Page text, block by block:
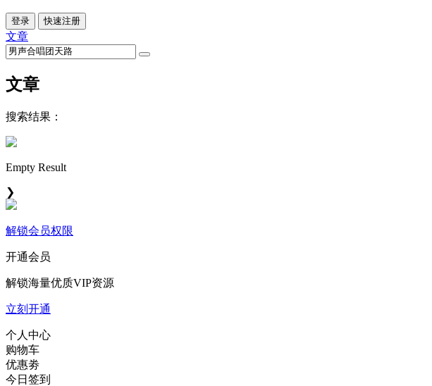
登录 快速注册
文章
文章
搜索结果：
Empty Result
❯
解锁会员权限
开通会员
解锁海量优质VIP资源
立刻开通
个人中心
购物车
优惠劵
今日签到